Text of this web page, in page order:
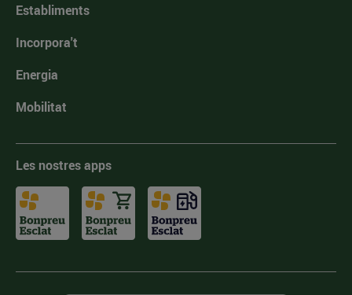
Establiments
Incorpora't
Energia
Mobilitat
Les nostres apps